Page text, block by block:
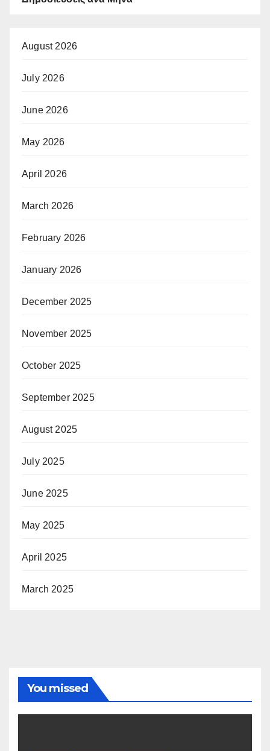
August 2026
July 2026
June 2026
May 2026
April 2026
March 2026
February 2026
January 2026
December 2025
November 2025
October 2025
September 2025
August 2025
July 2025
June 2025
May 2025
April 2025
March 2025
You missed